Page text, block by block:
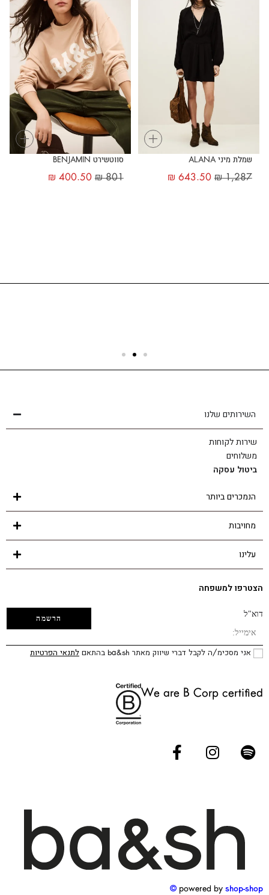
+
שמלת מיני ALANA
₪1,287
₪ 643.50
+
סווטשירט BENJAMIN
₪801
₪ 400.50
שירות לקוחות
השירותים שלנו
שירות לקוחות
משלוחים
ביטול עסקה
הנמכרים ביותר
מחויבות
עלינו
הצטרפו למשפחה
דוא"ל
אני מסכימ/ה לקבל דברי שיווק מאתר ba&sh בהתאם לתנאי הפרטיות
We are B Corp certified
powered by shop-shop ©️